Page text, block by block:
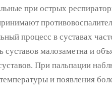
при острых
процесс в суставах
суставов малозаметна и
При пальпации
и появления